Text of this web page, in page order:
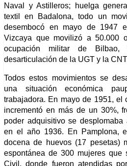
Naval y Astilleros; huelga
textil en Badalona, todo un
desembocó en mayo de 1947
Vizcaya que movilizó a 50.000
ocupación militarde Bilbao,
desarticulación de la UGT y la
Todos estos movimientos se
una situación económica
trabajadora. En mayo de 1951, el
incrementó en más de un 30%,
poder adquisitivo se
en el año 1936.
En Pamplona,
docena de huevos (17 pesetas)
espontánea de 300 mujeres que
Civil, donde fueron atendidas